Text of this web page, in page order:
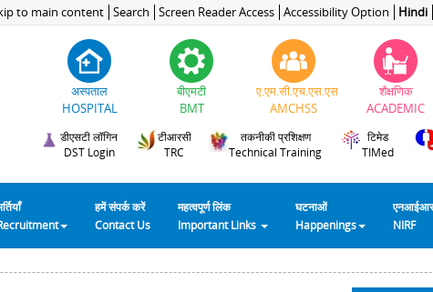
to main content Search Screen Reader Access Accessibility Option Hindi
अस्पताल
HOSPITAL
बीएमटी
BMT
ए.एम.सी.एच.एस.एस
AMCHSS
शैक्षणिक
ACADEMIC
डीएसटी लॉगिन
DST Login
टीआरसी
TRC
तकनीकी प्रशिक्षण
Technical Training
टिमेड
TIMed
हमें संपर्क करें
Contact Us
महत्वपूर्ण लिंक
Important Links
घटनाओं
Happenings
NIRF